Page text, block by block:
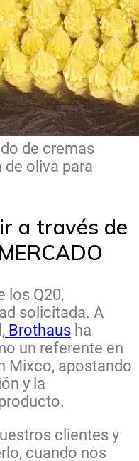
de cremas
oliva para
a través de
los Q20,
solicitada. A
Brothaus ha
un referente en
Mixco, apostando
y la
clientes y
cuando nos